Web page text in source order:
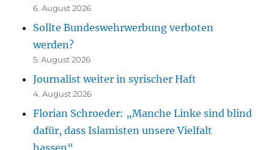
6. August 2026
Sollte Bundeswehrwerbung verboten
werden?
5. August 2026
Journalist weiter in syrischer Haft
4. August 2026
Florian Schroeder: „Manche Linke sind blind
dafür, dass Islamisten unsere Vielfalt
hassen“